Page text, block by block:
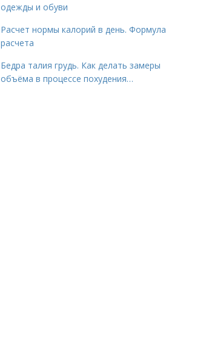
одежды и обуви
Расчет нормы калорий в день. Формула
расчета
Бедра талия грудь. Как делать замеры
объёма в процессе похудения…